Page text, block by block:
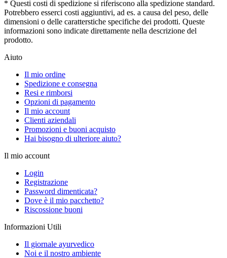
* Questi costi di spedizione si riferiscono alla spedizione standard.
Potrebbero esserci costi aggiuntivi, ad es. a causa del peso, delle
dimensioni o delle caratterstiche specifiche dei prodotti. Queste
informazioni sono indicate direttamente nella descrizione del
prodotto.
Aiuto
Il mio ordine
Spedizione e consegna
Resi e rimborsi
Opzioni di pagamento
Il mio account
Clienti aziendali
Promozioni e buoni acquisto
Hai bisogno di ulteriore aiuto?
Il mio account
Login
Registrazione
Password dimenticata?
Dove è il mio pacchetto?
Riscossione buoni
Informazioni Utili
Il giornale ayurvedico
Noi e il nostro ambiente